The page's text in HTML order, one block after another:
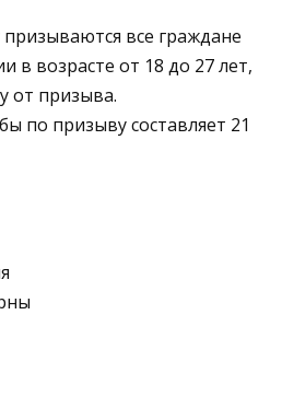
все граждане
в возрасте от 18 до 27 лет,
от призыва.
по призыву составляет 21